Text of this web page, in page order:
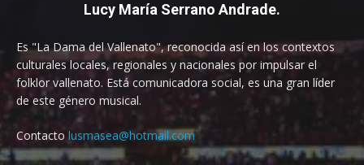
Lucy María Serrano Andrade.
Es "La Dama del Vallenato", reconocida así en los contextos
culturales locales, regionales y nacionales por impulsar el
folklor vallenato. Está comunicadora social, es una gran líder
de este género musical.
Contacto lusmasea@hotmail.com